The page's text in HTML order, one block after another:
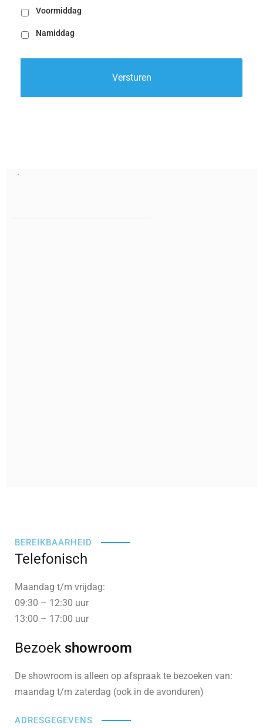
Voormiddag
Namiddag
BEREIKBAARHEID
Telefonisch
Maandag t/m vrijdag:
09:30 – 12:30 uur
13:00 – 17:00 uur
Bezoek showroom
De showroom is alleen op afspraak te bezoeken van:
maandag t/m zaterdag (ook in de avonduren)
ADRESGEGEVENS